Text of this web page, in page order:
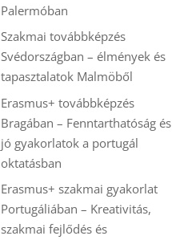
Palermóban
Szakmai továbbképzés
Svédországban – élmények és
tapasztalatok Malmöből
Erasmus+ továbbképzés
Bragában – Fenntarthatóság és
jó gyakorlatok a portugál
oktatásban
Erasmus+ szakmai gyakorlat
Portugáliában – Kreativitás,
szakmai fejlődés és